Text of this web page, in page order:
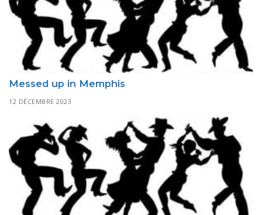
Messed up in Memphis
12 DÉCEMBRE 2023